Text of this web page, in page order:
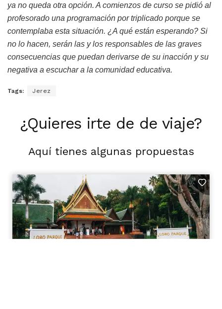
ya no queda otra opción. A comienzos de curso se pidió al
profesorado una programación por triplicado porque se
contemplaba esta situación. ¿A qué están esperando? Si
no lo hacen, serán las y los responsables de las graves
consecuencias que puedan derivarse de su inacción y su
negativa a escuchar a la comunidad educativa.
Tags: Jerez
¿Quieres irte de de viaje?
Aquí tienes algunas propuestas